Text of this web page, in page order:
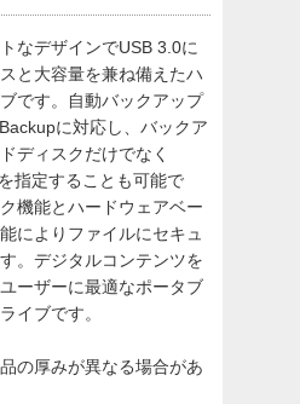
なデザインでUSB 3.0に
と大容量を兼ね備えたハ
です。自動バックアップ
に対応し、バックア
ディスクだけでなく
指定することも可能で
機能とハードウェアベー
によりファイルにセキュ
。デジタルコンテンツを
ーザーに最適なポータブ
イブです。
の厚みが異なる場合があ